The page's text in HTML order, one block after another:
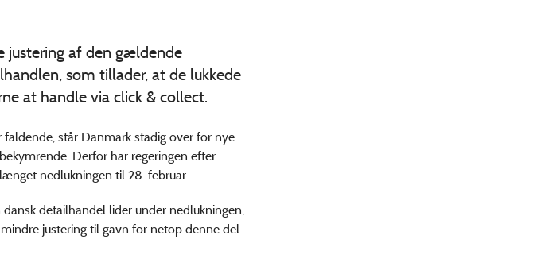
justering af den gældende
som tillader, at de lukkede
at handle via click & collect.
står Danmark stadig over for nye
Derfor har regeringen efter
nedlukningen til 28. februar.
detailhandel lider under nedlukningen,
justering til gavn for netop denne del